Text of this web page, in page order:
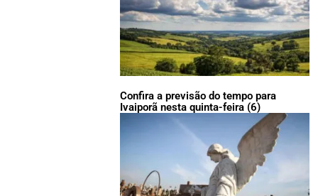
Confira a previsão do tempo para
Ivaiporã nesta quinta-feira (6)